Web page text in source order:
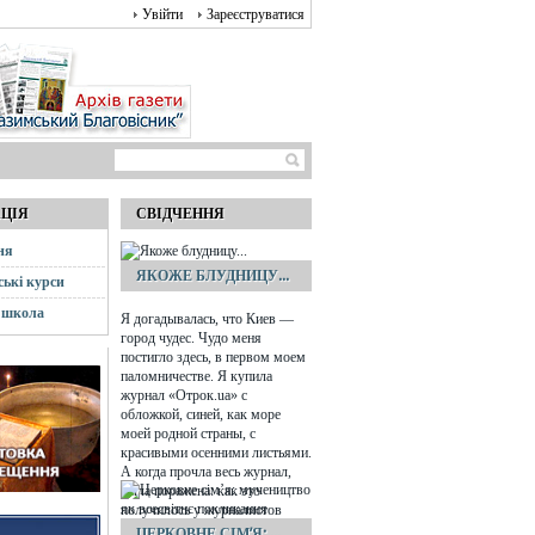
Увійти Зареєструватися
курси
школа
СВІДЧЕННЯ
ЯКОЖЕ БЛУДНИЦУ...
Я догадывалась, что Киев —
город чудес. Чудо меня
постигло здесь, в первом моем
паломничестве. Я купила
журнал «Отрок.ua» с
обложкой, синей, как море
моей родной страны, с
красивыми осенними листьями.
А когда прочла весь журнал,
была поражена: как это
получилось у журналистов
сделать номер специально для